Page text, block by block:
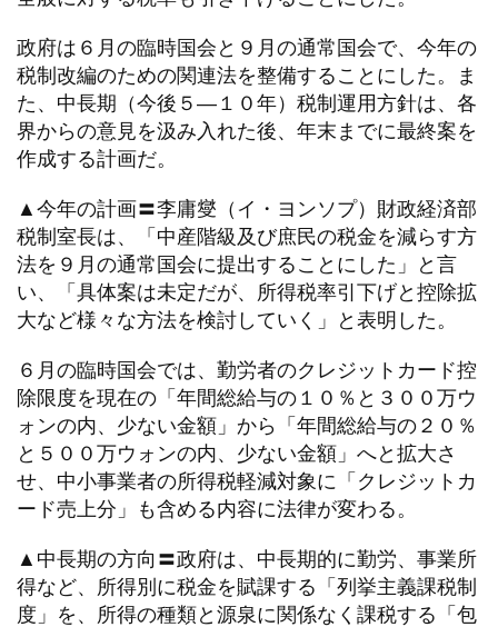
政府は６月の臨時国会と９月の通常国会で、今年の
税制改編のための関連法を整備することにした。ま
た、中長期（今後５—１０年）税制運用方針は、各
界からの意見を汲み入れた後、年末までに最終案を
作成する計画だ。
▲今年の計画〓李庸燮（イ・ヨンソプ）財政経済部
税制室長は、「中産階級及び庶民の税金を減らす方
法を９月の通常国会に提出することにした」と言
い、「具体案は未定だが、所得税率引下げと控除拡
大など様々な方法を検討していく」と表明した。
６月の臨時国会では、勤労者のクレジットカード控
除限度を現在の「年間総給与の１０％と３００万ウ
ォンの内、少ない金額」から「年間総給与の２０％
と５００万ウォンの内、少ない金額」へと拡大さ
せ、中小事業者の所得税軽減対象に「クレジットカ
ード売上分」も含める内容に法律が変わる。
▲中長期の方向〓政府は、中長期的に勤労、事業所
得など、所得別に税金を賦課する「列挙主義課税制
度」を、所得の種類と源泉に関係なく課税する「包